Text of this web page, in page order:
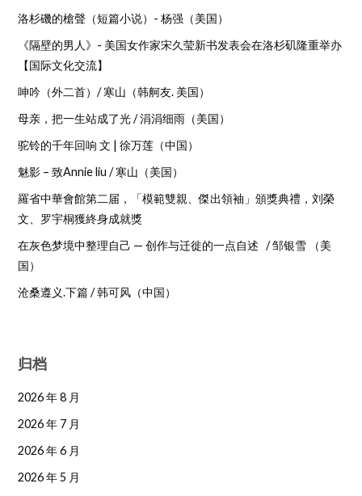
洛杉磯的槍聲（短篇小说）- 杨强（美国）
《隔壁的男人》- 美国女作家宋久莹新书发表会在洛杉矶隆重举办
【国际文化交流】
呻吟（外二首）/ 寒山（韩舸友. 美国）
母亲，把一生站成了光 / 涓涓细雨（美国）
驼铃的千年回响 文 | 徐万莲（中国）
魅影 – 致Annie liu / 寒山（美国）
羅省中華會館第二届，「模範雙親、傑出領袖」頒獎典禮，刘榮
文、罗宇桐獲終身成就獎
在灰色梦境中整理自己 — 创作与迁徙的一点自述 / 邹银雪 （美
国）
沧桑遵义.下篇 / 韩可风（中国）
归档
2026 年 8 月
2026 年 7 月
2026 年 6 月
2026 年 5 月